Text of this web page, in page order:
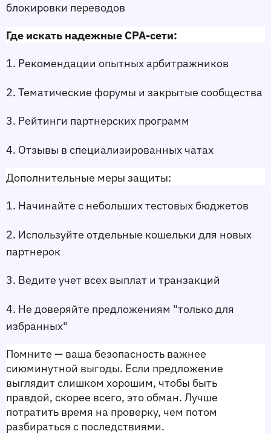
блокировки переводов
Где искать надежные CPA-сети:
1. Рекомендации опытных арбитражников
2. Тематические форумы и закрытые сообщества
3. Рейтинги партнерских программ
4. Отзывы в специализированных чатах
Дополнительные меры защиты:
1. Начинайте с небольших тестовых бюджетов
2. Используйте отдельные кошельки для новых
партнерок
3. Ведите учет всех выплат и транзакций
4. Не доверяйте предложениям "только для
избранных"
Помните — ваша безопасность важнее
сиюминутной выгоды. Если предложение
выглядит слишком хорошим, чтобы быть
правдой, скорее всего, это обман. Лучше
потратить время на проверку, чем потом
разбираться с последствиями.